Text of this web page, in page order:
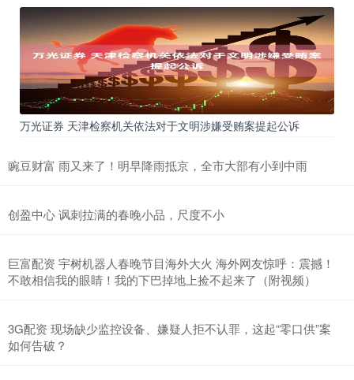
万光证券 天津检察机关依法对于文明涉嫌受贿案提起公诉
豌豆财富 雨又来了！明早降雨抵京，全市大部有小到中雨
创盈中心 讽刺拉满的春晚小品，尺度不小
巨富配资 宇树机器人春晚节目海外大火 海外网友惊呼：震撼！
不敢相信我的眼睛！我的下巴掉地上捡不起来了（附视频）
3G配资 现场缺少监控设备、嫌疑人拒不认罪，这起“零口供”案
如何告破？